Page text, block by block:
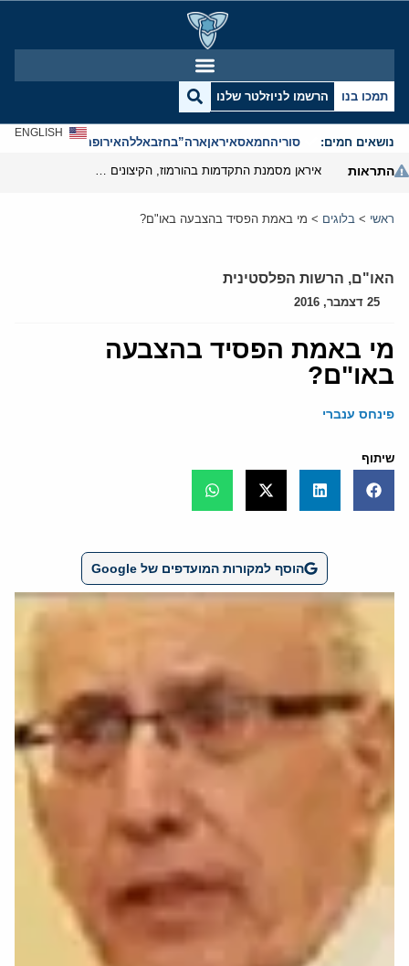
תמכו בנו הרשמו לניוזלטר שלנו
נושאים חמים: סוריהחמאסאיראןארה”בחזבאללהאירופהאנטישמיות
ENGLISH
התראות
ראשי > בלוגים > מי באמת הפסיד בהצבעה באו"ם?
האו"ם, הרשות הפלסטינית
25 דצמבר, 2016
מי באמת הפסיד בהצבעה
באו"ם?
פינחס ענברי
שיתוף
הוסף למקורות המועדפים של Google